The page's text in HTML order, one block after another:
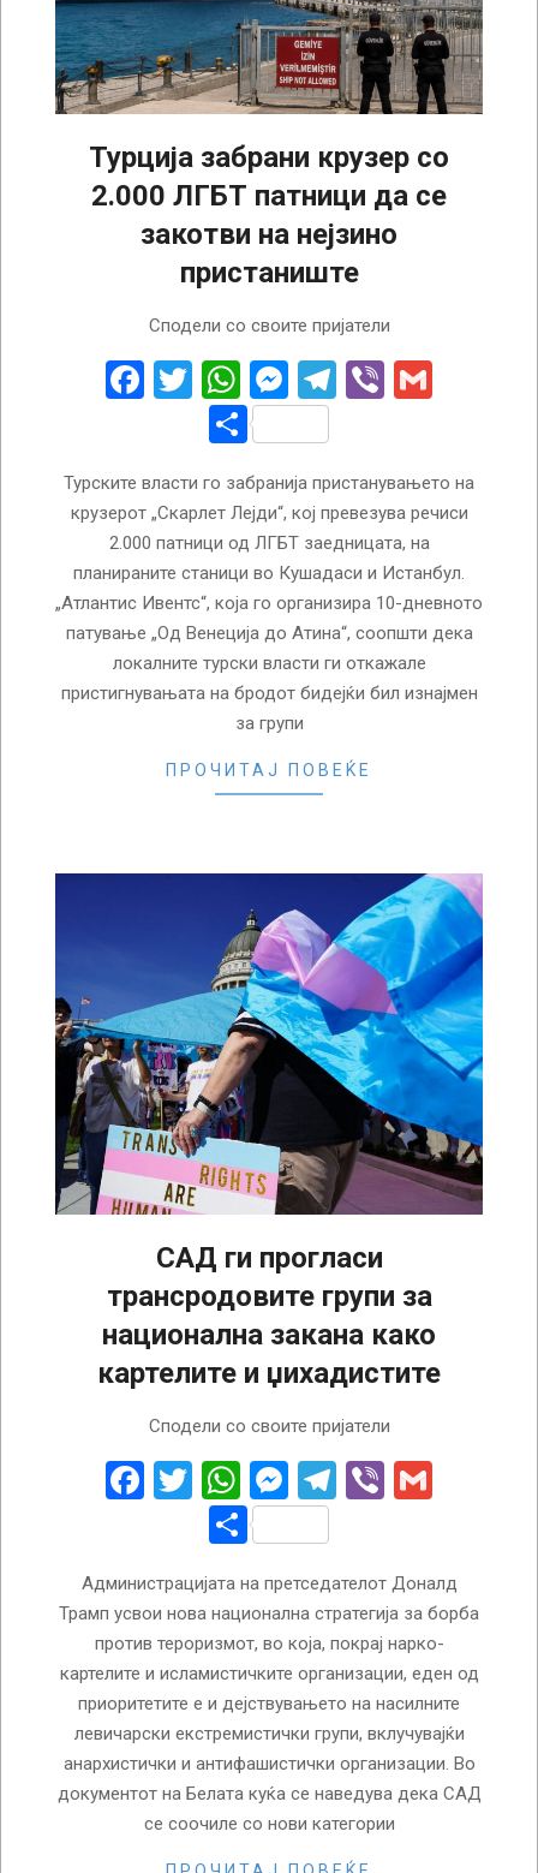
Турција забрани крузер со
2.000 ЛГБТ патници да се
закотви на нејзино
пристаниште
Сподели со своите пријатели
Facebook
Twitter
WhatsApp
Messenger
Telegram
Viber
Share
Турските власти го забранија пристанувањето на
крузерот „Скарлет Лејди“, кој превезува речиси
2.000 патници од ЛГБТ заедницата, на
планираните станици во Кушадаси и Истанбул.
„Атлантис Ивентс“, која го организира 10-дневното
патување „Од Венеција до Атина“, соопшти дека
локалните турски власти ги откажале
пристигнувањата на бродот бидејќи бил изнајмен
за групи
ПРОЧИТАЈ ПОВЕЌЕ
САД ги прогласи
трансродовите групи за
национална закана како
картелите и џихадистите
Сподели со своите пријатели
Facebook
Twitter
WhatsApp
Messenger
Telegram
Viber
Share
Администрацијата на претседателот Доналд
Трамп усвои нова национална стратегија за борба
против тероризмот, во која, покрај нарко-
картелите и исламистичките организации, еден од
приоритетите е и дејствувањето на насилните
левичарски екстремистички групи, вклучувајќи
анархистички и антифашистички организации. Во
документот на Белата куќа се наведува дека САД
се соочиле со нови категории